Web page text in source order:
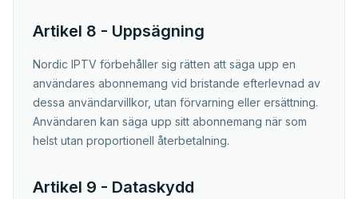
Artikel 8 - Uppsägning
Nordic IPTV förbehåller sig rätten att säga upp en
användares abonnemang vid bristande efterlevnad av
dessa användarvillkor, utan förvarning eller ersättning.
Användaren kan säga upp sitt abonnemang när som
helst utan proportionell återbetalning.
Artikel 9 - Dataskydd